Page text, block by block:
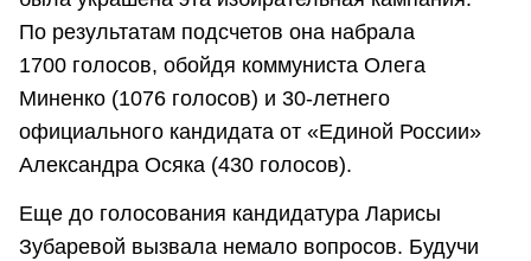
По результатам подсчетов она набрала
1700 голосов, обойдя коммуниста Олега
Миненко (1076 голосов) и 30-летнего
официального кандидата от «Единой России»
Александра Осяка (430 голосов).
Еще до голосования кандидатура Ларисы
Зубаревой вызвала немало вопросов. Будучи